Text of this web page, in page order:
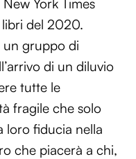
del 2020.
un gruppo di
di un diluvio
tutte le
fragile che solo
loro fiducia nella
che piacerà a chi,